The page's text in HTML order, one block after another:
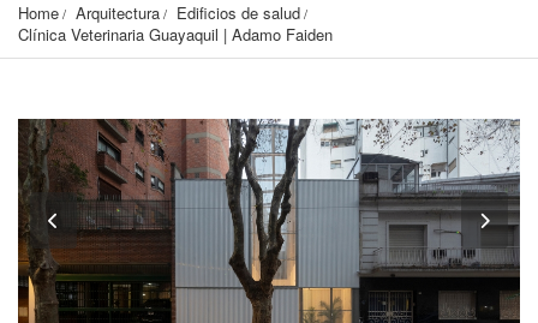
Home Arquitectura
Edificios de salud
Clínica Veterinaria Guayaquil | Adamo Faiden